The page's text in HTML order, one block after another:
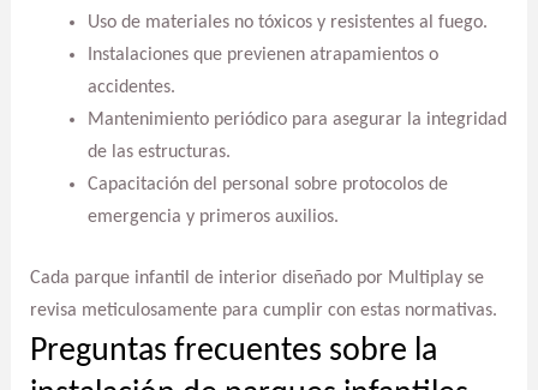
Uso de materiales no tóxicos y resistentes al fuego.
Instalaciones que previenen atrapamientos o
accidentes.
Mantenimiento periódico para asegurar la integridad
de las estructuras.
Capacitación del personal sobre protocolos de
emergencia y primeros auxilios.
Cada parque infantil de interior diseñado por Multiplay se
revisa meticulosamente para cumplir con estas normativas.
Preguntas frecuentes sobre la